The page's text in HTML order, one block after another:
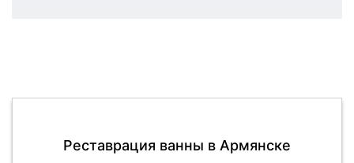
Реставрация ванны в Армянске